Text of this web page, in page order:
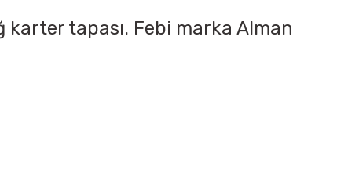
karter tapası. Febi marka Alman